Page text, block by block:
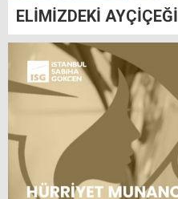
ELİMİZDEKİ AYÇİÇEĞİ